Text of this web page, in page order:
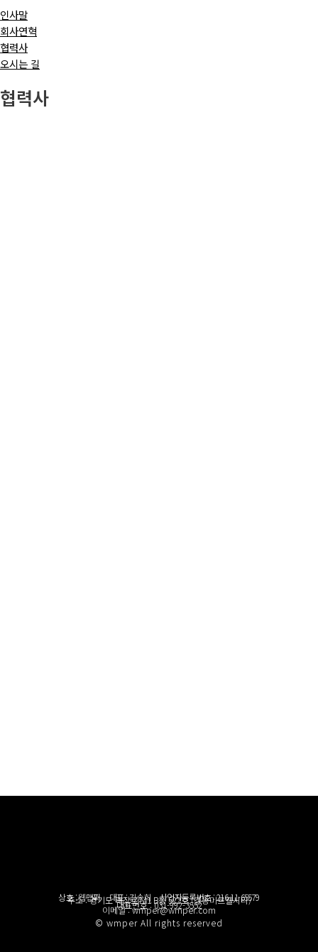
인사말
회사연혁
협력사
오시는 길
협력사
상호 : 웹맵퍼 대표 : 김송희 사업자등록번호 : 216-11-65579
주소 : 경기도 태장로741 B동 522호 (경동미르웰시티)
대표번호 : 031-992-3552
이메일 : wmper@wmper.com
© wmper All rights reserved